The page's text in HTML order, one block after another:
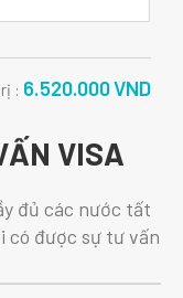
: 6.520.000VND
VISA
đủ các nước tất
có được sự tư vấn